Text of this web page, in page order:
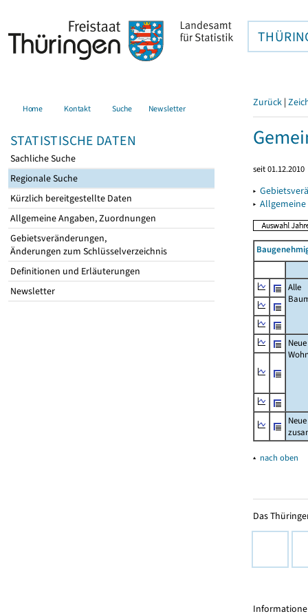
Home Kontakt Suche Newsletter
STATISTISCHE DATEN
Sachliche Suche
Regionale Suche
Kürzlich bereitgestellte Daten
Allgemeine Angaben, Zuordnungen
Gebietsveränderungen,
Änderungen zum Schlüsselverzeichnis
Definitionen und Erläuterungen
Newsletter
Zurück |
seit 01.12.2010
▸
▸
Alle
Neue
▴ nach oben
Das